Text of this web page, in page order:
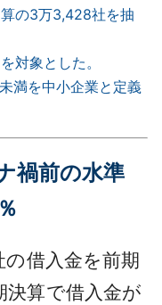
の3万3,428社を抽
対象とした。
満を中小企業と定義
禍前の水準
借入金を前期
算で借入金が